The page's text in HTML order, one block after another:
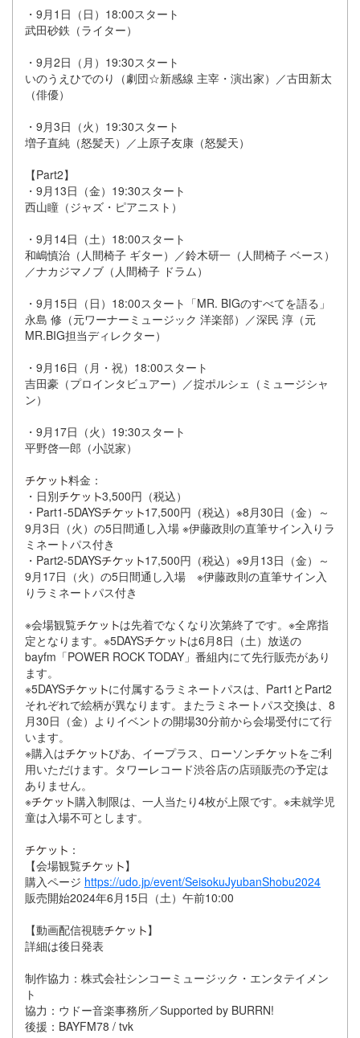
・9月1日（日）18:00スタート
武田砂鉄（ライター）
・9月2日（月）19:30スタート
いのうえひでのり（劇団☆新感線 主宰・演出家）／古田新太
（俳優）
・9月3日（火）19:30スタート
増子直純（怒髪天）／上原子友康（怒髪天）
【Part2】
・9月13日（金）19:30スタート
西山瞳（ジャズ・ピアニスト）
・9月14日（土）18:00スタート
和嶋慎治（人間椅子 ギター）／鈴木研一（人間椅子 ベース）
／ナカジマノブ（人間椅子 ドラム）
・9月15日（日）18:00スタート「MR. BIGのすべてを語る」
永島 修（元ワーナーミュージック 洋楽部）／深民 淳（元
MR.BIG担当ディレクター）
・9月16日（月・祝）18:00スタート
吉田豪（プロインタビュアー）／掟ポルシェ（ミュージシャ
ン）
・9月17日（火）19:30スタート
平野啓一郎（小説家）
料金：
・日別
3,500円（税込）
・Part1-5DAYS
17,500円（税込）※8月30日（金）～
9月3日（火）の5日間通し入場 ※伊藤政則の直筆サイン入りラ
ミネートパス付き
・Part2-5DAYS
17,500円（税込）※9月13日（金）～
9月17日（火）の5日間通し入場 ※伊藤政則の直筆サイン入
りラミネートパス付き
※会場観覧
は先着でなくなり次第終了です。※全席指
定となります。※5DAYS
は6月8日（土）放送の
bayfm「POWER ROCK TODAY」番組内にて先行販売があり
ます。
※5DAYS
に付属するラミネートパスは、Part1とPart2
それぞれで絵柄が異なります。またラミネートパス交換は、8
月30日（金）よりイベントの開場30分前から会場受付にて行
います。
※購入は
ぴあ、イープラス、ローソン
をご利
用いただけます。タワーレコード渋谷店の店頭販売の予定は
ありません。
※
購入制限は、一人当たり4枚が上限です。※未就学児
童は入場不可とします。
：
【会場観覧
】
購入ページ https://udo.jp/event/SeisokuJyubanShobu2024
販売開始2024年6月15日（土）午前10:00
【動画配信視聴
】
詳細は後日発表
制作協力：株式会社シンコーミュージック・エンタテイメン
ト
協力：ウドー音楽事務所／Supported by BURRN!
後援：BAYFM78 / tvk